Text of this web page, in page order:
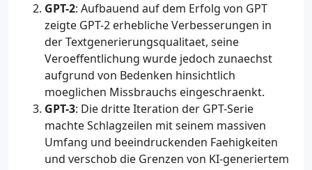
GPT-2: Aufbauend auf dem Erfolg von GPT
zeigte GPT-2 erhebliche Verbesserungen in
der Textgenerierungsqualitaet, seine
Veroeffentlichung wurde jedoch zunaechst
aufgrund von Bedenken hinsichtlich
moeglichen Missbrauchs eingeschraenkt.
GPT-3: Die dritte Iteration der GPT-Serie
machte Schlagzeilen mit seinem massiven
Umfang und beeindruckenden Faehigkeiten
und verschob die Grenzen von KI-generiertem